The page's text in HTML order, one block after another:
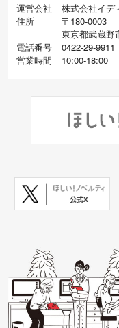
運営会社
株式会社イデ
住所
〒180-0003
東京都武蔵野
電話番号
0422-29-9911
営業時間
10:00-18:00